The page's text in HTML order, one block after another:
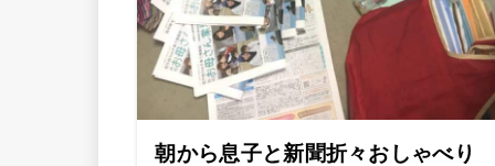
朝から息子と新聞折々おしゃべり